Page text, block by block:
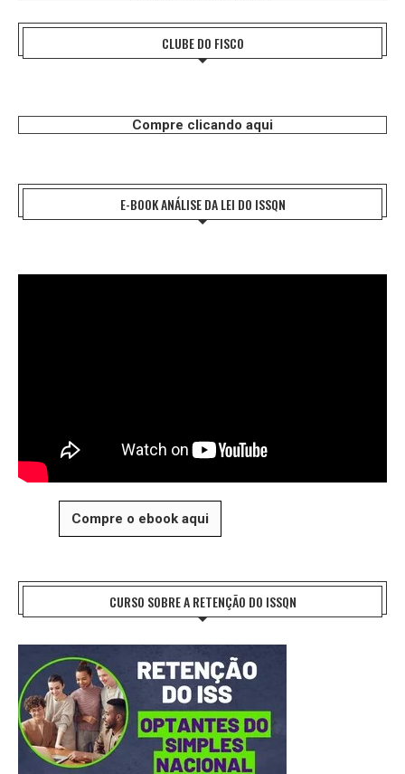
CLUBE DO FISCO
Compre clicando aqui
E-BOOK ANÁLISE DA LEI DO ISSQN
Compre o ebook aqui
CURSO SOBRE A RETENÇÃO DO ISSQN